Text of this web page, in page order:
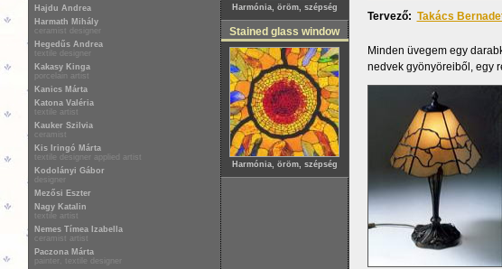
Hajdu Andrea
Harmath Mihály
ceramist designer
Hegedűs Andrea
textile designer
Kakasy Kinga
porcelain artist
Kanics Márta
Katona Valéria
textile artist
Kauker Szilvia
ceramist
Kis Iringó Márta
textile designer applied artist
Kodolányi Gábor
designer
Mezősi Eszter
Nagy Katalin
textile artist
Nemes Tímea Izabella
ceramist artist
Paczona Márta
painter, textile designer
Harmónia, öröm, szépség
Stained glass window
Harmónia, öröm, szépség
Tervező: Takács
Minden üvegem egy
nedvek gyönyöreiből, egy